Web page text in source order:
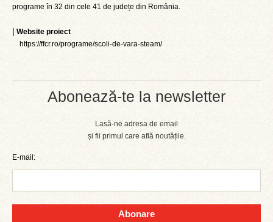
Abonează-te la newsletter
Lasă-ne adresa de email
și fii primul care află noutățile.
E-mail:
Abonare
programe în 32 din cele 41 de județe din România.
| Website proiect
https://ffcr.ro/programe/scoli-de-vara-steam/